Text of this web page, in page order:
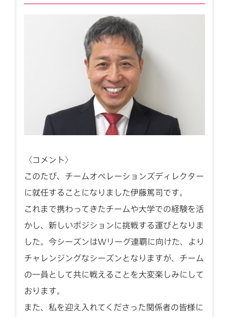
〈コメント〉
このたび、チームオペレーションズディレクター
に就任することになりました伊藤篤司です。
これまで携わってきたチームや大学での経験を活
かし、新しいポジションに挑戦する運びとなりま
した。今シーズンはWリーグ連覇に向けた、より
チャレンジングなシーズンとなりますが、チーム
の一員として共に戦えることを大変楽しみにして
おります。
また、私を迎え入れてくださった関係者の皆様に